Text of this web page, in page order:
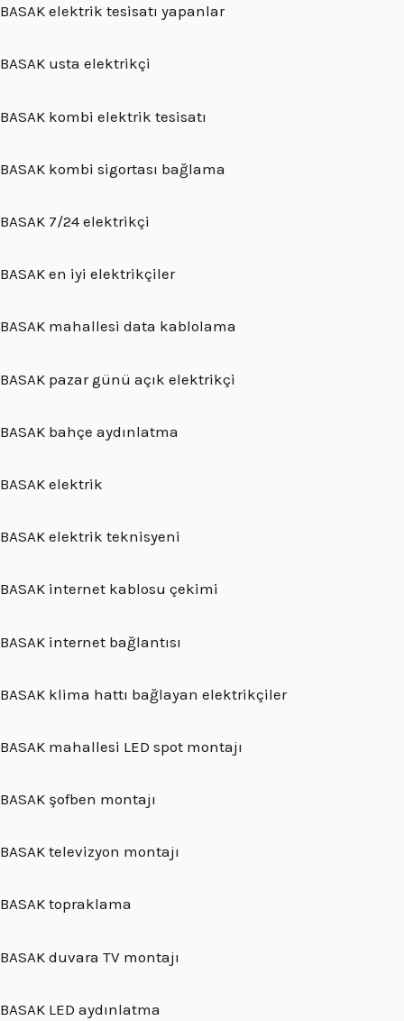
BASAK elektrik tesisatı yapanlar
BASAK usta elektrikçi
BASAK kombi elektrik tesisatı
BASAK kombi sigortası bağlama
BASAK 7/24 elektrikçi
BASAK en iyi elektrikçiler
BASAK mahallesi data kablolama
BASAK pazar günü açık elektrikçi
BASAK bahçe aydınlatma
BASAK elektrik
BASAK elektrik teknisyeni
BASAK internet kablosu çekimi
BASAK internet bağlantısı
BASAK klima hattı bağlayan elektrikçiler
BASAK mahallesi LED spot montajı
BASAK şofben montajı
BASAK televizyon montajı
BASAK topraklama
BASAK duvara TV montajı
BASAK LED aydınlatma